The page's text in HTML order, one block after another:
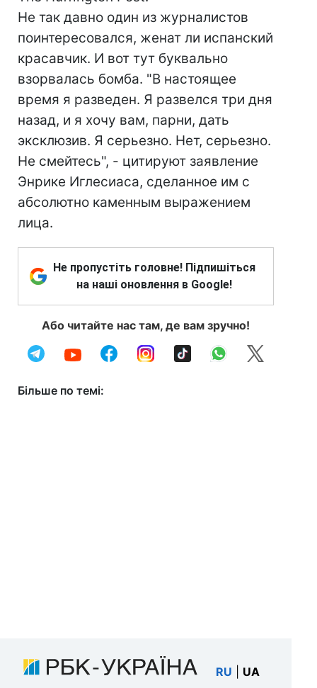
Не так давно один из журналистов
поинтересовался, женат ли испанский
красавчик. И вот тут буквально
взорвалась бомба. "В настоящее
время я разведен. Я развелся три дня
назад, и я хочу вам, парни, дать
эксклюзив. Я серьезно. Нет, серьезно.
Не смейтесь", - цитируют заявление
Энрике Иглесиаса, сделанное им с
абсолютно каменным выражением
лица.
Не пропустіть головне! Підпишіться
на наші оновлення в Google!
Або читайте нас там, де вам зручно!
Більше по темі:
RU UA